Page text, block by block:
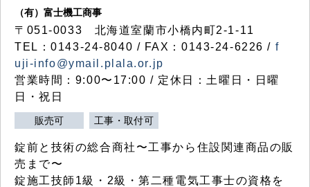
（有）富士機工商事
〒051-0033 北海道室蘭市小橋内町2-1-11
TEL：0143-24-8040 / FAX：0143-24-6226 / f
uji-info@ymail.plala.or.jp
営業時間：9:00〜17:00 / 定休日：土曜日・日曜
日・祝日
販売可 工事・取付可
錠前と技術の総合商社〜工事から住設関連商品の販
売まで〜
錠施工技師1級・2級・第二種電気工事士の資格を